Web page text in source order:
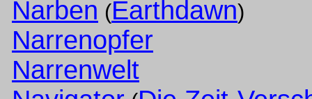
Narben (Earthdawn)
Narrenopfer
Narrenwelt